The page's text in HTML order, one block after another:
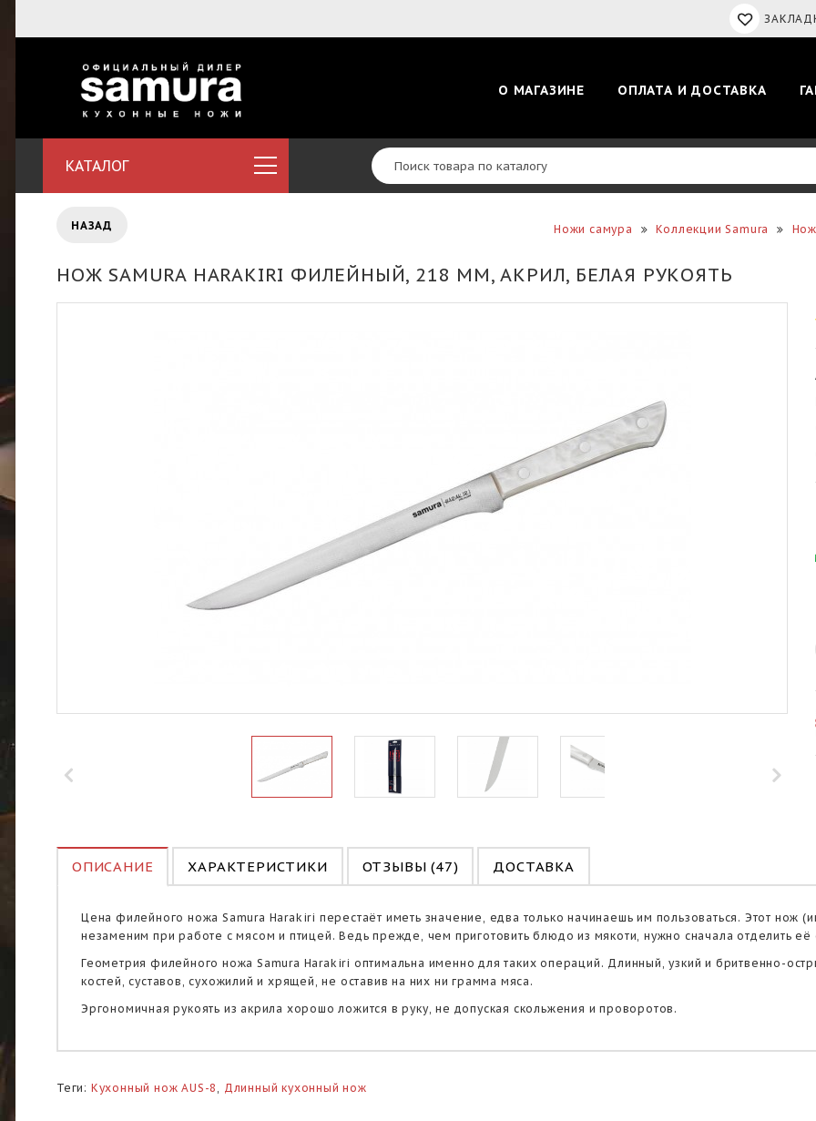
О МАГАЗИНЕ ОПЛАТА И ДОСТАВКА
КАТАЛОГ
НАЗАД Ножи самура Коллекции Samura
НОЖ SAMURA HARAKIRI ФИЛЕЙНЫЙ, 218 ММ, АКРИЛ, БЕЛАЯ РУКОЯТЬ
ОПИСАНИЕ ХАРАКТЕРИСТИКИ ОТЗЫВЫ (47) ДОСТАВКА
Цена филейного ножа Samura Harakiri перестаёт иметь значение, едва только начинаешь им пользоваться. Этот нож
незаменим при работе с мясом и птицей. Ведь прежде, чем приготовить блюдо из мякоти, нужно сначала отделить
Геометрия филейного ножа Samura Harakiri оптимальна именно для таких операций. Длинный, узкий и бритвенно-
костей, суставов, сухожилий и хрящей, не оставив на них ни грамма мяса.
Эргономичная рукоять из акрила хорошо ложится в руку, не допуская скольжения и проворотов.
Теги: Кухонный нож AUS-8 , Длинный кухонный нож